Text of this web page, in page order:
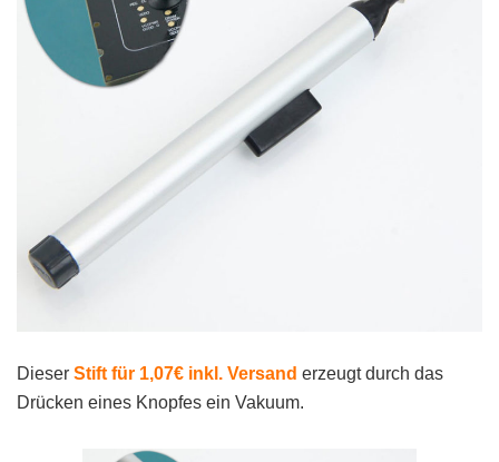
Dieser Stift für 1,07€ inkl. Versand erzeugt durch das
Drücken eines Knopfes ein Vakuum.